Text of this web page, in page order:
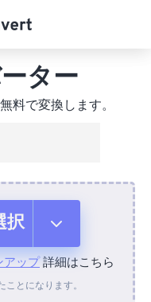
ター
料で変換します。
択
アップ詳細はこちら
ことになります。